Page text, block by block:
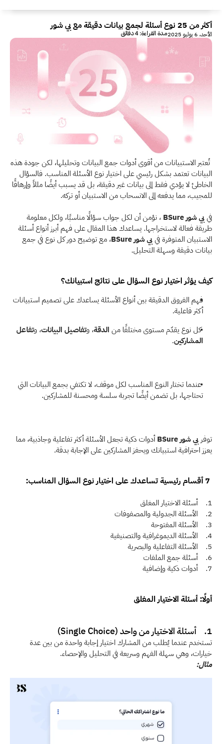
أكثر من 25 نوع أسئلة لجمع بيانات دقيقة مع بي شور
مدة القراءة: 4 دقائق الأحد، 6 يوليو 2025
للمجيب، مما يدفعه إلى الانسحاب من الاستبيان أو تركه.
في بي شور BSure
الاستبيان المتوفرة في بي شور BSure
بيانات دقيقة وسهلة التحليل.
كيف يؤثر اختيار نوع السؤال على نتائج استبيانك؟
أكثر فاعلية.
كل نوع يقدّم مستوى مختلفًا من
الدقة، وتفاصيل البيانات، و
المشاركين.
تحتاجها، بل تضمن أيضًا تجربة سلسة ومحسنة للمشاركين.
توفر بي شور BSure
يعزز احترافية استبيانك ويحفز المشاركين على الإجابة بدقة.
1.    أسئلة الاختيار المغلق
2.    الأسئلة الجدولية والمصفوفات
3.    الأسئلة المفتوحة
4.    الأسئلة الديموغرافية والتصنيفية
5.    الأسئلة التفاعلية والبصرية
6.    أسئلة جمع الملفات
7.    أدوات ذكية وإضافية
أولًا: أسئلة الاختيار المغلق
1.    أسئلة الاختيار من واحد (Single Choice)
خيارات، وهي سهلة الفهم وسريعة في التحليل والإحصاء.
مثال: